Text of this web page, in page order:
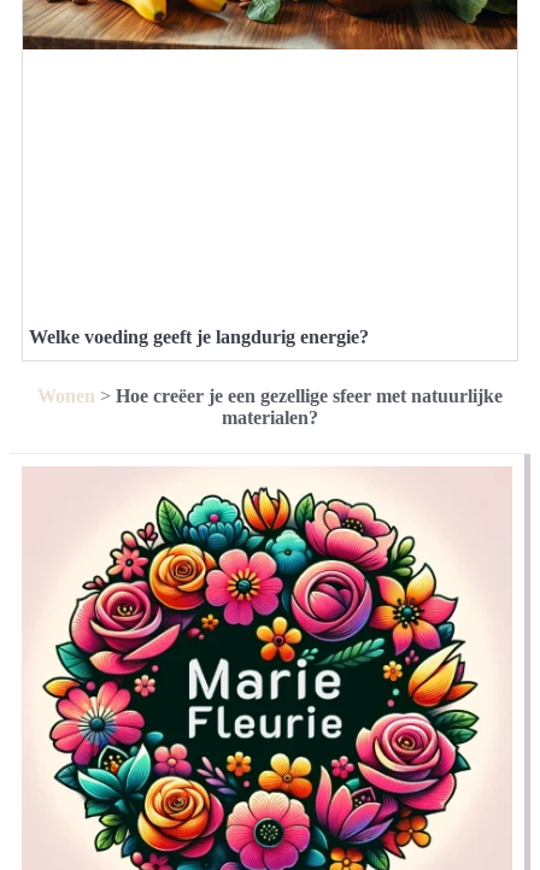
Welke voeding geeft je langdurig energie?
Wonen > Hoe creëer je een gezellige sfeer met natuurlijke
materialen?